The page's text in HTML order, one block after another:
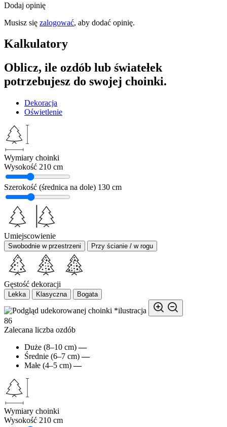
Dodaj opinię
Musisz się zalogować, aby dodać opinię.
Kalkulatory
Oblicz, ile ozdób lub światełek
potrzebujesz do swojej choinki.
Dekoracja
Oświetlenie
Wymiary choinki
Wysokość 210 cm
Szerokość (średnica na dole) 130 cm
Umiejscowienie
Swobodnie w przestrzeni Przy ścianie / w rogu
Gęstość dekoracji
Lekka Klasyczna Bogata
*ilustracja
86
Zalecana liczba ozdób
Duże (8–10 cm) —
Średnie (6–7 cm) —
Małe (4–5 cm) —
Wymiary choinki
Wysokość 210 cm